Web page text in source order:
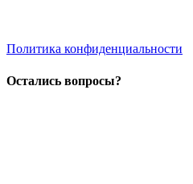
Политика конфиденциальности
Остались вопросы?